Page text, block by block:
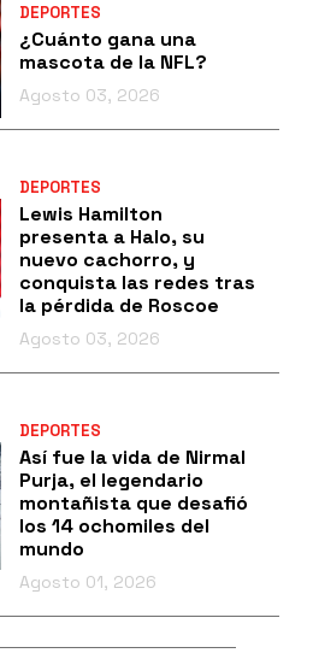
DEPORTES
¿Cuánto gana una
mascota de la NFL?
Agosto 03, 2026
DEPORTES
Lewis Hamilton
presenta a Halo, su
nuevo cachorro, y
conquista las redes tras
la pérdida de Roscoe
Agosto 03, 2026
DEPORTES
Así fue la vida de Nirmal
Purja, el legendario
montañista que desafió
los 14 ochomiles del
mundo
Agosto 01, 2026